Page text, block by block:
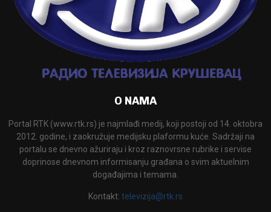
O NAMA
Portal RTK (www.rtk.rs) je najmlađi medij, koji postoji od 14. oktobra
2012. godine, i zaokružuje medijsku plaformu kuće. Sadržaji na
portalu se dnevno ažuriraju i kroz raznovrsne rubrike i servise
doprinose dnevnom informisanju građana o svim aktuelnim
događajima i temama.
Kontakt: televizija@rtk.rs